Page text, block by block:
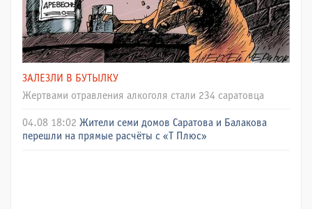
ЗАЛЕЗЛИ В БУТЫЛКУ
Жертвами отравления алкоголя стали 234 саратовца
04.08 18:02 Жители семи домов Саратова и Балакова
перешли на прямые расчёты с «Т Плюс»